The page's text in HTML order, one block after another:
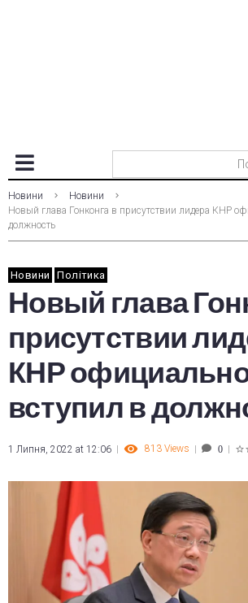
Новини
Новини
Новый глава Гонконга в присутствии лидера КНР
должность
Новини Політика
Новый глава
присутствии
КНР
вступил в
1 Липня, 2022 at 12:06 813 Views 0